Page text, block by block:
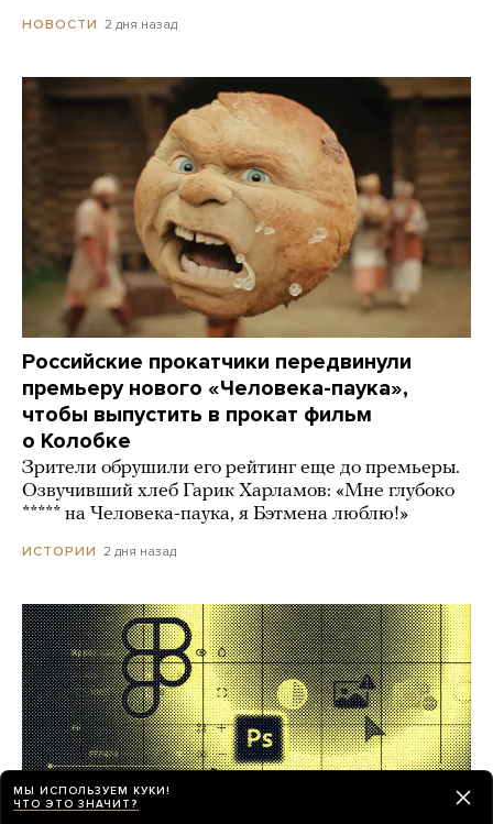
НОВОСТИ 2 дня назад
Российские прокатчики передвинули
премьеру нового «Человека-паука»,
чтобы выпустить в прокат фильм
о Колобке
Зрители обрушили его рейтинг еще до премьеры.
Озвучивший хлеб Гарик Харламов: «Мне глубоко
***** на Человека-паука, я Бэтмена люблю!»
ИСТОРИИ 2 дня назад
МЫ ИСПОЛЬЗУЕМ КУКИ!
ЧТО ЭТО ЗНАЧИТ?